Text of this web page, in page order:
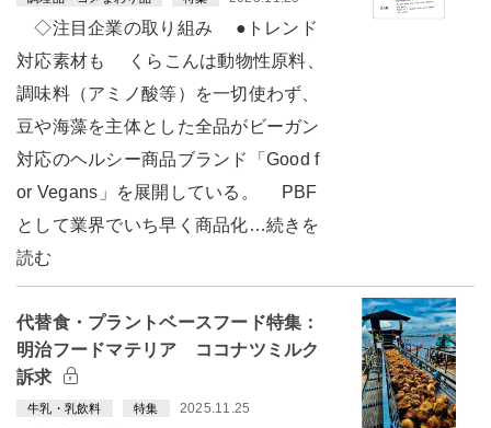
◇注目企業の取り組み ●トレンド
対応素材も くらこんは動物性原料、
調味料（アミノ酸等）を一切使わず、
豆や海藻を主体とした全品がビーガン
対応のヘルシー商品ブランド「Good f
or Vegans」を展開している。 PBF
として業界でいち早く商品化…続きを
読む
代替食・プラントベースフード特集：
明治フードマテリア ココナツミルク
訴求
牛乳・乳飲料 特集 2025.11.25